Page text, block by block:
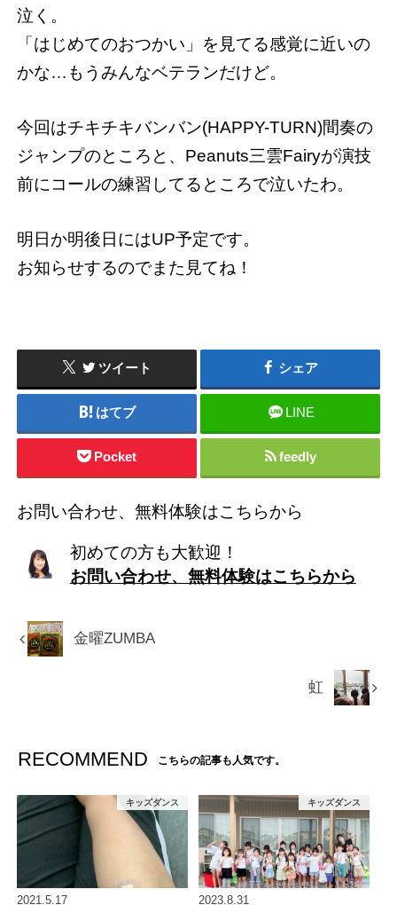
泣く。
「はじめてのおつかい」を見てる感覚に近いの
かな…もうみんなベテランだけど。
今回はチキチキバンバン(HAPPY-TURN)間奏の
ジャンプのところと、Peanuts三雲Fairyが演技
前にコールの練習してるところで泣いたわ。
明日か明後日にはUP予定です。
お知らせするのでまた見てね！
ツイート シェア
はてブ LINE
Pocket feedly
お問い合わせ、無料体験はこちらから
初めての方も大歓迎！
お問い合わせ、無料体験はこちらから
金曜ZUMBA
虹
RECOMMEND こちらの記事も人気です。
キッズダンス
2021.5.17
キッズダンス
2023.8.31